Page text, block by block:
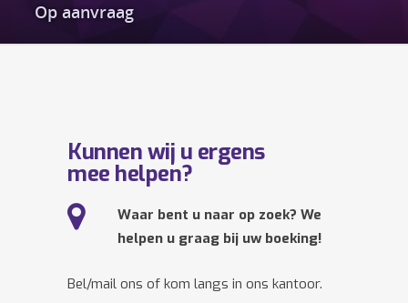
Op aanvraag
Kunnen wij u ergens
mee helpen?
Waar bent u naar op zoek? We
helpen u graag bij uw boeking!
Bel/mail ons of kom langs in ons kantoor.